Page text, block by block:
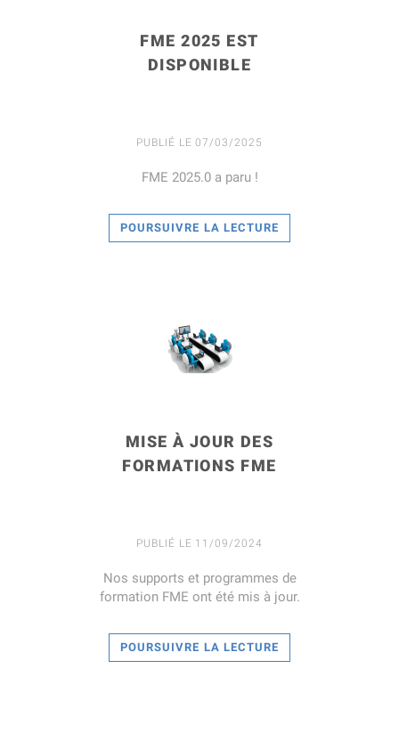
FME 2025 EST
DISPONIBLE
PUBLIÉ LE 07/03/2025
FME 2025.0 a paru !
POURSUIVRE LA LECTURE
MISE À JOUR DES
FORMATIONS FME
PUBLIÉ LE 11/09/2024
Nos supports et programmes de
formation FME ont été mis à jour.
POURSUIVRE LA LECTURE